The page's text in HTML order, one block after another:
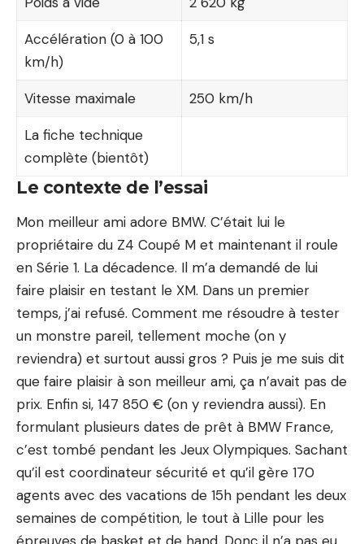
Accélération (0 à 100
km/h)
5,1 s
Vitesse maximale 250 km/h
La fiche technique
complète (bientôt)
Le contexte de l’essai
Mon meilleur ami adore BMW. C’était lui le
propriétaire du Z4 Coupé M et maintenant il roule
en Série 1. La décadence. Il m’a demandé de lui
faire plaisir en testant le XM. Dans un premier
temps, j’ai refusé. Comment me résoudre à tester
un monstre pareil, tellement moche (on y
reviendra) et surtout aussi gros ? Puis je me suis dit
que faire plaisir à son meilleur ami, ça n’avait pas de
prix. Enfin si, 147 850 € (on y reviendra aussi). En
formulant plusieurs dates de prêt à BMW France,
c’est tombé pendant les Jeux Olympiques. Sachant
qu’il est coordinateur sécurité et qu’il gère 170
agents avec des vacations de 15h pendant les deux
semaines de compétition, le tout à Lille pour les